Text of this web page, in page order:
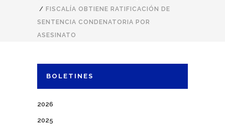
/ FISCALÍA OBTIENE RATIFICACIÓN DE
SENTENCIA CONDENATORIA POR
ASESINATO
BOLETINES
2026
2025